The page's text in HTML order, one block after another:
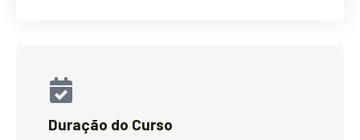
Duração do Curso